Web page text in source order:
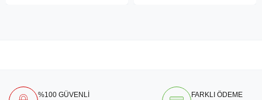
%100 GÜVENLİ
FARKLI ÖDEME